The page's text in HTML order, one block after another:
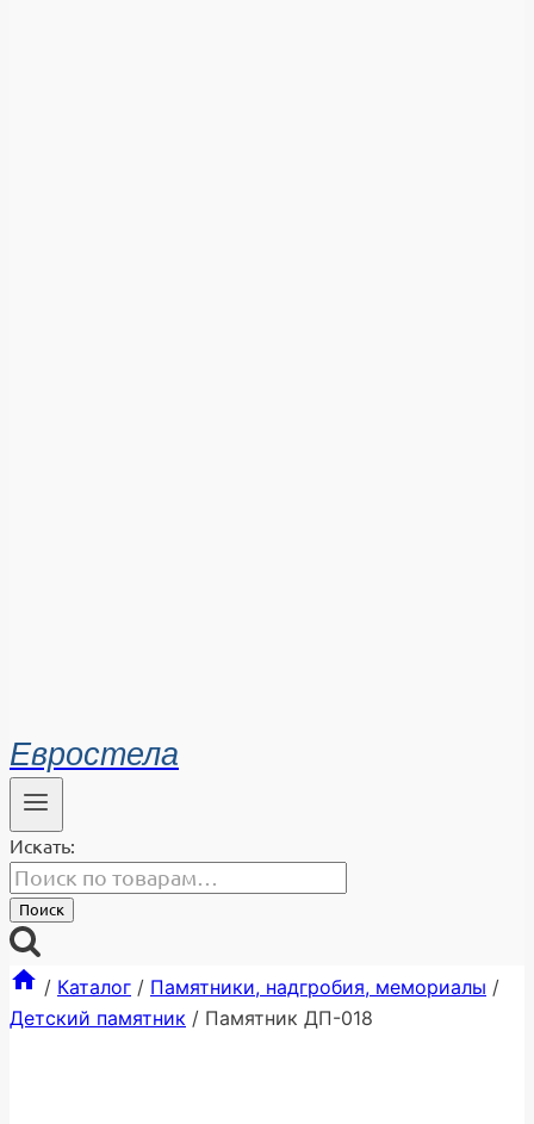
Евростела
Искать:
Поиск
/ Каталог / Памятники, надгробия, мемориалы /
Детский памятник / Памятник ДП-018